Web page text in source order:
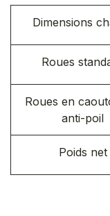
Dimensions
Roues
Roues en
anti-poil
Poids net